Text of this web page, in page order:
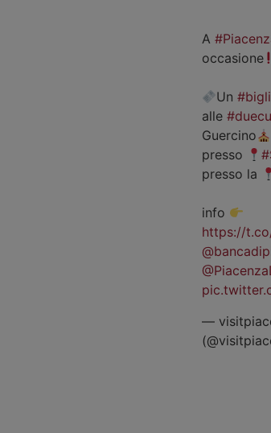
A
occasione
Un
alle
Guercino
presso
presso la
info
https://
—